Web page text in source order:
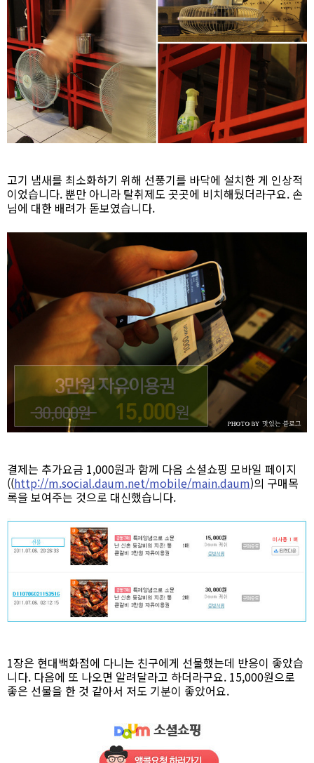
고기 냄새를 최소화하기 위해 선풍기를 바닥에 설치한 게 인상적
이었습니다. 뿐만 아니라 탈취제도 곳곳에 비치해뒀더라구요. 손
님에 대한 배려가 돋보였습니다.
결제는 추가요금 1,000원과 함께 다음 소셜쇼핑 모바일 페이지
((http://m.social.daum.net/mobile/main.daum)의 구매목
록을 보여주는 것으로 대신했습니다.
1장은 현대백화점에 다니는 친구에게 선물했는데 반응이 좋았습
니다. 다음에 또 나오면 알려달라고 하더라구요. 15,000원으로
좋은 선물을 한 것 같아서 저도 기분이 좋았어요.